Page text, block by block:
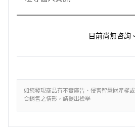
目前尚無咨詢。
如您發現商品有不實廣告、侵害智慧財產權
合銷售之情形，請提出檢舉